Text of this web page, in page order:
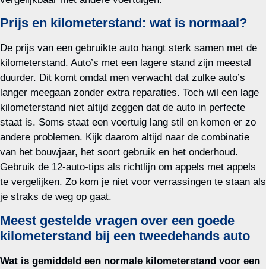
Prijs en kilometerstand: wat is normaal?
De prijs van een gebruikte auto hangt sterk samen met de
kilometerstand. Auto’s met een lagere stand zijn meestal
duurder. Dit komt omdat men verwacht dat zulke auto’s
langer meegaan zonder extra reparaties. Toch wil een lage
kilometerstand niet altijd zeggen dat de auto in perfecte
staat is. Soms staat een voertuig lang stil en komen er zo
andere problemen. Kijk daarom altijd naar de combinatie
van het bouwjaar, het soort gebruik en het onderhoud.
Gebruik de 12-auto-tips als richtlijn om appels met appels
te vergelijken. Zo kom je niet voor verrassingen te staan als
je straks de weg op gaat.
Meest gestelde vragen over een goede
kilometerstand bij een tweedehands auto
Wat is gemiddeld een normale kilometerstand voor een